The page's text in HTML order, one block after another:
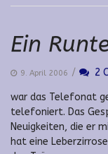
Ein
9. April 2006 / 2
war das Telefonat
telefoniert. Das
Neuigkeiten, die er
hat eine